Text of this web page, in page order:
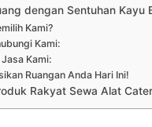
dengan Sentuhan Kayu
Kami?
Kami:
Kami:
Ruangan Anda Hari Ini!
Rakyat Sewa Alat